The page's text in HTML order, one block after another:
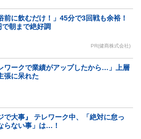
前に飲むだけ！」45分で3回戦も余裕！
で朝まで絶好調
PR(健商株式会社)
ワークで業績がアップしたから…」上層
張に呆れた
で大事』 テレワーク中、「絶対に怠っ
らない事」は…！